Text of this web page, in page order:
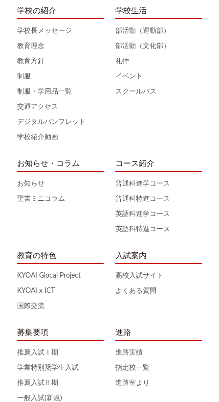
学校の紹介
学校長メッセージ
教育理念
教育方針
制服
制服・学用品一覧
交通アクセス
デジタルパンフレット
学校紹介動画
学校生活
部活動（運動部）
部活動（文化部）
礼拝
イベント
スクールバス
お知らせ・コラム
お知らせ
聖書ミニコラム
コース紹介
普通科進学コース
普通科特進コース
英語科進学コース
英語科特進コース
教育の特色
KYOAI Glocal Project
KYOAI x ICT
国際交流
入試案内
高校入試サイト
よくある質問
募集要項
推薦入試Ⅰ期
学業特別奨学生入試
推薦入試Ⅱ期
一般入試(新規)
進路
進路実績
指定校一覧
進路室より